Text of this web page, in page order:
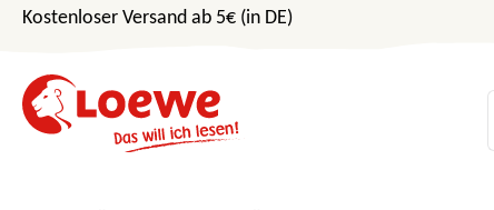
Hauptinhalt springen
Zur Suche springen
Zur Hauptnavigation springen
Kostenloser Versand ab 5€ (in DE)